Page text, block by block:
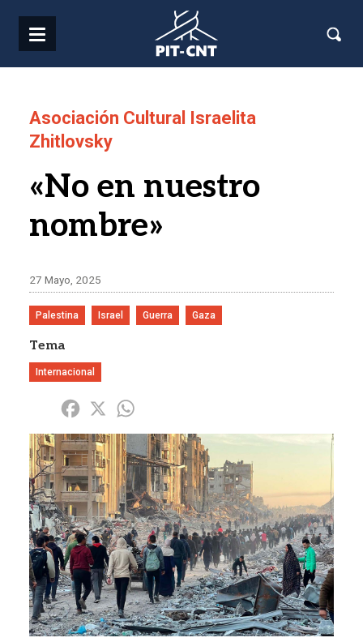
Asociación Cultural Israelita
Zhitlovsky
«No en nuestro
nombre»
27 Mayo, 2025
Palestina Israel Guerra Gaza
Tema
Internacional
Share Facebook
X
Imagen